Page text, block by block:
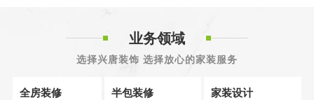
业务领域
选择兴唐装饰 选择放心的家装服务
全房装修 半包装修 家装设计